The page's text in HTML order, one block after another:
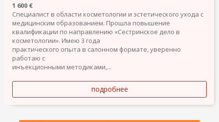
1 600 €
Специалист в области косметологии и эстетического ухода с
медицинским образованием. Прошла повышение
квалификации по направлению «Сестринское дело в
косметологии». Имею 3 года
практического опыта в салонном формате, уверенно
работаю с
инъекционными методиками,...
подробнее